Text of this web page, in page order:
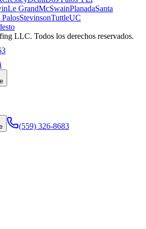
Le GrandMcSwainPlanadaSanta
StevinsonTuttleUC
LLC. Todos los derechos reservados.
(559) 326-8683